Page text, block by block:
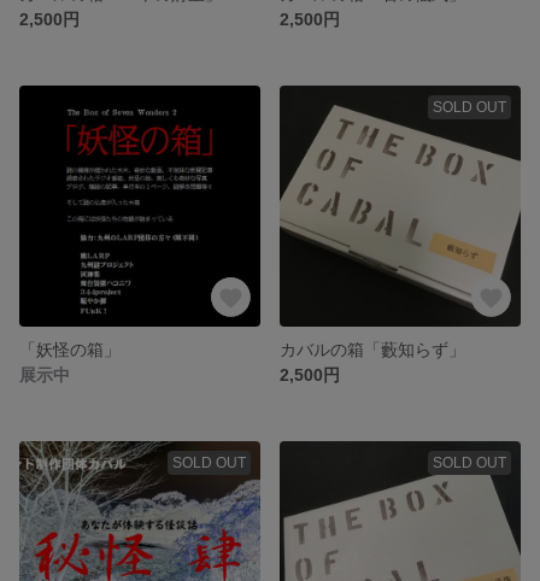
2,500円
2,500円
「妖怪の箱」
展示中
SOLD OUT
カバルの箱「藪知らず」
2,500円
SOLD OUT SOLD OUT